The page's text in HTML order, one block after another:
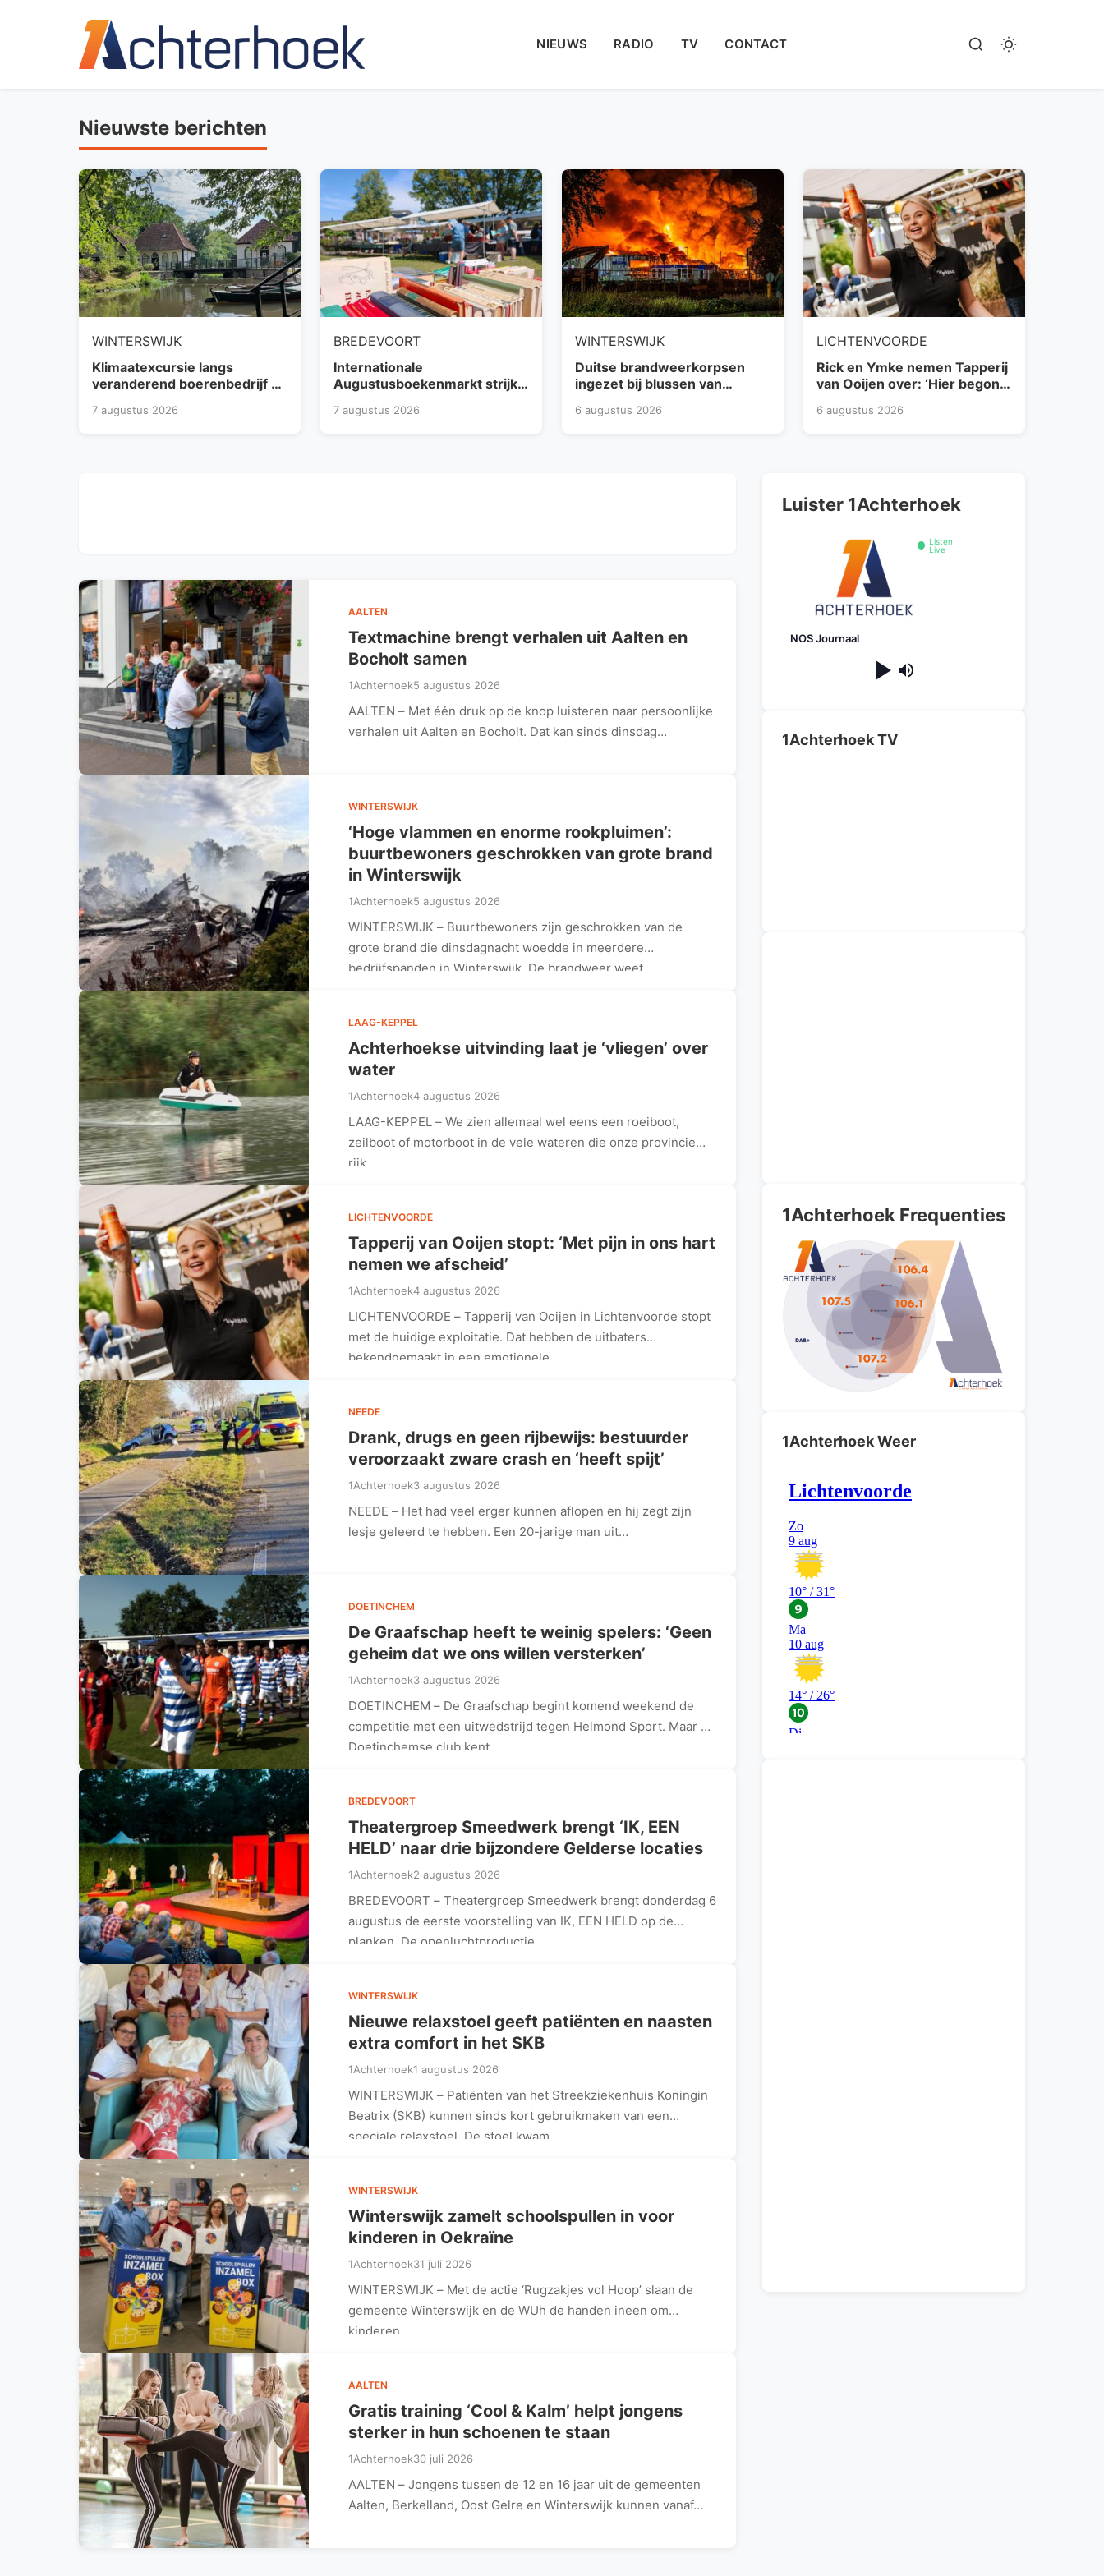
NIEUWS RADIO TV CONTACT
Nieuwste berichten
WINTERSWIJK
Klimaatexcursie langs
veranderend boerenbedrijf op
7 augustus 2026
BREDEVOORT
Internationale
Augustusboekenmarkt strijkt
Bredevoort
7 augustus 2026
WINTERSWIJK
Duitse brandweerkorpsen
ingezet bij blussen van
Winterswijk
6 augustus 2026
LICHTENVOORDE
Rick en Ymke nemen Tapperij
van Ooijen over: ‘Hier begon
6 augustus 2026
AALTEN
Textmachine brengt verhalen uit Aalten en
Bocholt samen
1Achterhoek5 augustus 2026
AALTEN – Met één druk op de knop luisteren naar persoonlijke
verhalen uit Aalten en Bocholt. Dat kan sinds dinsdag…
WINTERSWIJK
‘Hoge vlammen en enorme rookpluimen’:
buurtbewoners geschrokken van grote brand
in Winterswijk
1Achterhoek5 augustus 2026
WINTERSWIJK – Buurtbewoners zijn geschrokken van de
grote brand die dinsdagnacht woedde in meerdere
bedrijfspanden in Winterswijk. De brandweer weet…
LAAG-KEPPEL
Achterhoekse uitvinding laat je ‘vliegen’ over
water
1Achterhoek4 augustus 2026
LAAG-KEPPEL – We zien allemaal wel eens een roeiboot,
zeilboot of motorboot in de vele wateren die onze provincie
rijk…
LICHTENVOORDE
Tapperij van Ooijen stopt: ‘Met pijn in ons hart
nemen we afscheid’
1Achterhoek4 augustus 2026
LICHTENVOORDE – Tapperij van Ooijen in Lichtenvoorde stopt
met de huidige exploitatie. Dat hebben de uitbaters
bekendgemaakt in een emotionele…
NEEDE
Drank, drugs en geen rijbewijs: bestuurder
veroorzaakt zware crash en ‘heeft spijt’
1Achterhoek3 augustus 2026
NEEDE – Het had veel erger kunnen aflopen en hij zegt zijn
lesje geleerd te hebben. Een 20-jarige man uit…
DOETINCHEM
De Graafschap heeft te weinig spelers: ‘Geen
geheim dat we ons willen versterken’
1Achterhoek3 augustus 2026
DOETINCHEM – De Graafschap begint komend weekend de
competitie met een uitwedstrijd tegen Helmond Sport. Maar de
Doetinchemse club kent…
BREDEVOORT
Theatergroep Smeedwerk brengt ‘IK, EEN
HELD’ naar drie bijzondere Gelderse locaties
1Achterhoek2 augustus 2026
BREDEVOORT – Theatergroep Smeedwerk brengt donderdag 6
augustus de eerste voorstelling van IK, EEN HELD op de
planken. De openluchtproductie,…
WINTERSWIJK
Nieuwe relaxstoel geeft patiënten en naasten
extra comfort in het SKB
1Achterhoek1 augustus 2026
WINTERSWIJK – Patiënten van het Streekziekenhuis Koningin
Beatrix (SKB) kunnen sinds kort gebruikmaken van een
speciale relaxstoel. De stoel kwam…
WINTERSWIJK
Winterswijk zamelt schoolspullen in voor
kinderen in Oekraïne
1Achterhoek31 juli 2026
WINTERSWIJK – Met de actie ‘Rugzakjes vol Hoop’ slaan de
gemeente Winterswijk en de WUh de handen ineen om
kinderen…
AALTEN
Gratis training ‘Cool & Kalm’ helpt jongens
sterker in hun schoenen te staan
1Achterhoek30 juli 2026
AALTEN – Jongens tussen de 12 en 16 jaar uit de gemeenten
Aalten, Berkelland, Oost Gelre en Winterswijk kunnen vanaf…
Luister 1Achterhoek
Listen
Live
NOS Journaal
1Achterhoek TV
1Achterhoek Frequenties
1Achterhoek Weer